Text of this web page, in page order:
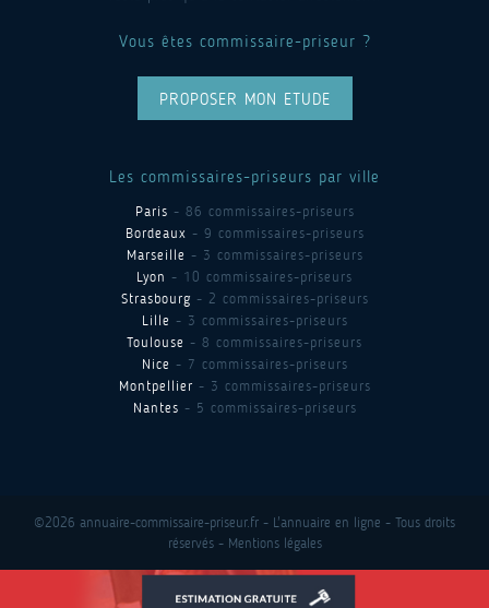
Vous êtes commissaire-priseur ?
PROPOSER MON ETUDE
Les commissaires-priseurs par ville
Paris - 86 commissaires-priseurs
Bordeaux - 9 commissaires-priseurs
Marseille - 3 commissaires-priseurs
Lyon - 10 commissaires-priseurs
Strasbourg - 2 commissaires-priseurs
Lille - 3 commissaires-priseurs
Toulouse - 8 commissaires-priseurs
Nice - 7 commissaires-priseurs
Montpellier - 3 commissaires-priseurs
Nantes - 5 commissaires-priseurs
©2026 annuaire-commissaire-priseur.fr - L'annuaire en ligne - Tous droits
réservés - Mentions légales